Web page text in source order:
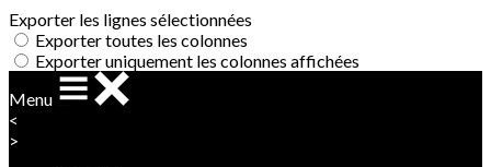
Exporter les lignes sélectionnées
Exporter toutes les colonnes
Exporter uniquement les colonnes affichées
Menu
<
>